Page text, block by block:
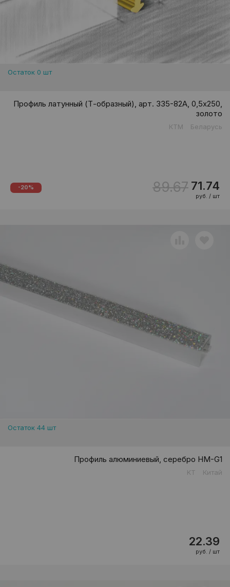
Остаток 0 шт
Профиль латунный (Т-образный), арт. 335-82A, 0,5х250,
золото
КТМ Беларусь
-20% 89.67 71.74
руб. / шт
Остаток 44 шт
Профиль алюминиевый, серебро HM-G1
KT Китай
22.39
руб. / шт